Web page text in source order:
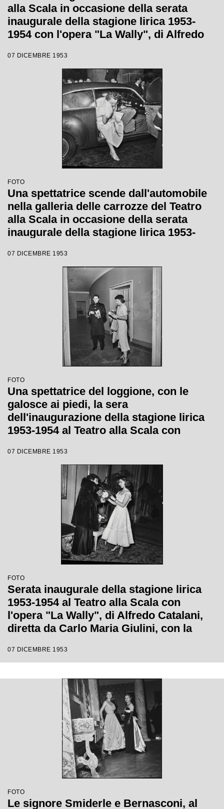
alla Scala in occasione della serata
inaugurale della stagione lirica 1953-
1954 con l'opera "La Wally", di Alfredo
con la regia di Tatiana Pavlova
07 DICEMBRE 1953
FOTO
Una spettatrice scende dall'automobile
nella galleria delle carrozze del Teatro
alla Scala in occasione della serata
inaugurale della stagione lirica 1953-
Catalani, diretta da Carlo Maria Giulini,
con la regia di Tatiana Pavlova
07 DICEMBRE 1953
FOTO
Una spettatrice del loggione, con le
galosce ai piedi, la sera
dell'inaugurazione della stagione lirica
1953-1954 al Teatro alla Scala con
diretta da Carlo Maria Giulini
07 DICEMBRE 1953
FOTO
Serata inaugurale della stagione lirica
1953-1954 al Teatro alla Scala con
l'opera "La Wally", di Alfredo Catalani,
diretta da Carlo Maria Giulini, con la
07 DICEMBRE 1953
FOTO
Le signore Smiderle e Bernasconi, al